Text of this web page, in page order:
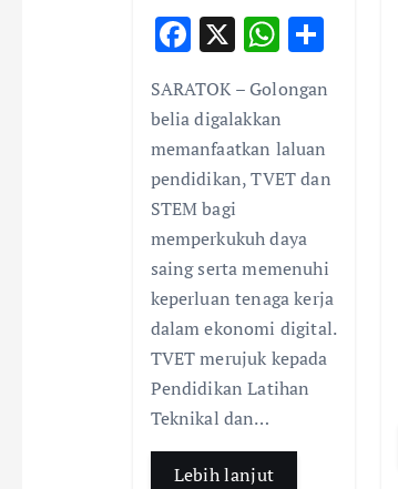
F
e
b
o
o
k
X W
at
s
A
p
S
ar
e
SARATOK – Golongan
belia digalakkan
memanfaatkan laluan
pendidikan, TVET dan
STEM bagi
memperkukuh daya
saing serta memenuhi
keperluan tenaga kerja
dalam ekonomi digital.
TVET merujuk kepada
Pendidikan Latihan
Teknikal dan…
Lebih lanjut